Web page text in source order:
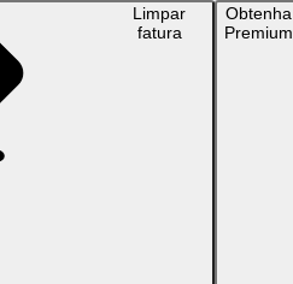
Limpar
fatura
Obtenha
Premium